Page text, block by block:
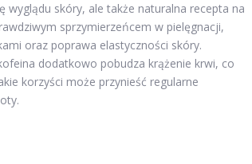
skóry, ale także naturalna recepta na
sprzymierzeńcem w pielęgnacji,
oraz poprawa elastyczności skóry.
dodatkowo pobudza krążenie krwi, co
korzyści może przynieść regularne